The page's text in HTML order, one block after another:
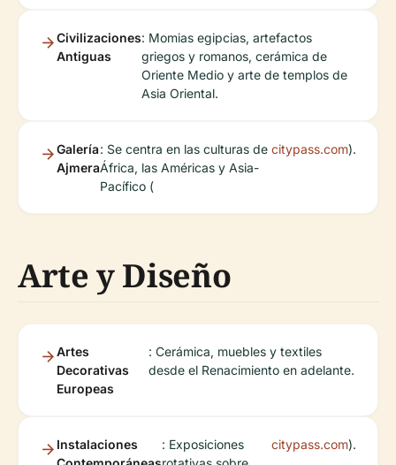
Civilizaciones
Antiguas
: Momias egipcias, artefactos
griegos y romanos, cerámica de
Oriente Medio y arte de templos de
Asia Oriental.
Galería
Ajmera
: Se centra en las culturas de
África, las Américas y Asia-
Pacífico (
citypass.com).
Arte y Diseño
Artes
Decorativas
Europeas
: Cerámica, muebles y textiles
desde el Renacimiento en adelante.
Instalaciones
: Exposiciones
citypass.com).